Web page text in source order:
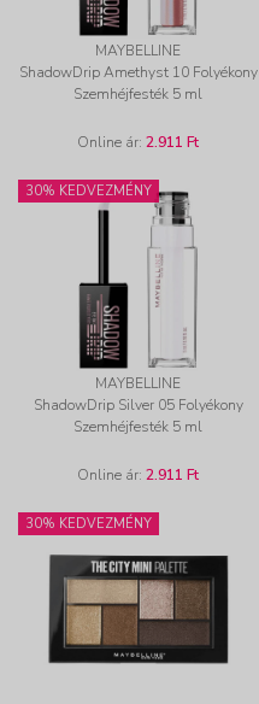
MAYBELLINE
ShadowDrip Amethyst 10 Folyékony
Szemhéjfesték 5 ml
Online ár: 2.911 Ft
30% KEDVEZMÉNY
MAYBELLINE
ShadowDrip Silver 05 Folyékony
Szemhéjfesték 5 ml
Online ár: 2.911 Ft
30% KEDVEZMÉNY